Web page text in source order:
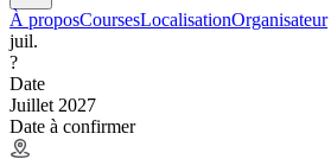
À proposCoursesLocalisationOrganisateur
juil.
?
Date
Juillet 2027
Date à confirmer